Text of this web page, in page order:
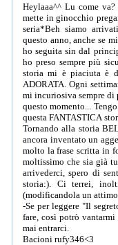
Heylaaa^^ Lu come
mette in ginocchio
seria*Beh siamo
questo anno, anche se
ho seguita sin dal
ho preso sempre più
storia mi è piaciuta è
ADORATA. Ogni
mi incuriosiva sempre
questo momento...
questa FANTASTICA
Tornando alla storia
ancora inventato un
molto la frase scritta in
moltissimo che sia già
arrivederci, spero di
storia:). Ci terrei,
(modificandola un
-Se per leggere "Il
fare, così potrò
mai entrarci.
Bacioni rufy346<3